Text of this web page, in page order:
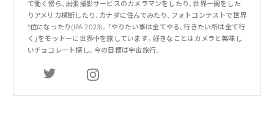
て働く傍ら、出張撮影サービスのカメラマンをしたり、世界一周をした
りアメリカ横断したり、カナダに住んでみたり、フォトコンテストで世界
1位になったり(IPA 2023)。「やりたい事は全てやる、行きたい所は全て行
く」をモットーに世界中を旅しています。好きなことはカメラと美味し
いチョコレート探し。今の目標は宇宙旅行。